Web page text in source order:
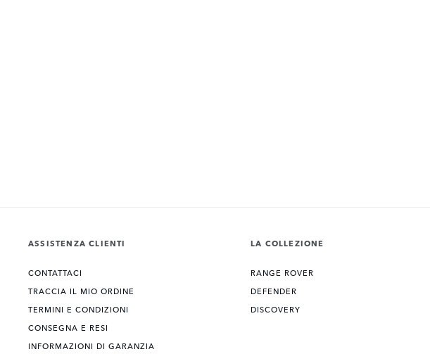
ASSISTENZA CLIENTI
CONTATTACI
TRACCIA IL MIO ORDINE
TERMINI E CONDIZIONI
CONSEGNA E RESI
INFORMAZIONI DI GARANZIA
LA COLLEZIONE
RANGE ROVER
DEFENDER
DISCOVERY